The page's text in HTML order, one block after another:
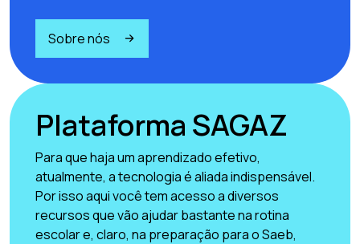
Sobre nós
Plataforma SAGAZ
Para que haja um aprendizado efetivo,
atualmente, a tecnologia é aliada indispensável.
Por isso aqui você tem acesso a diversos
recursos que vão ajudar bastante na rotina
escolar e, claro, na preparação para o Saeb,